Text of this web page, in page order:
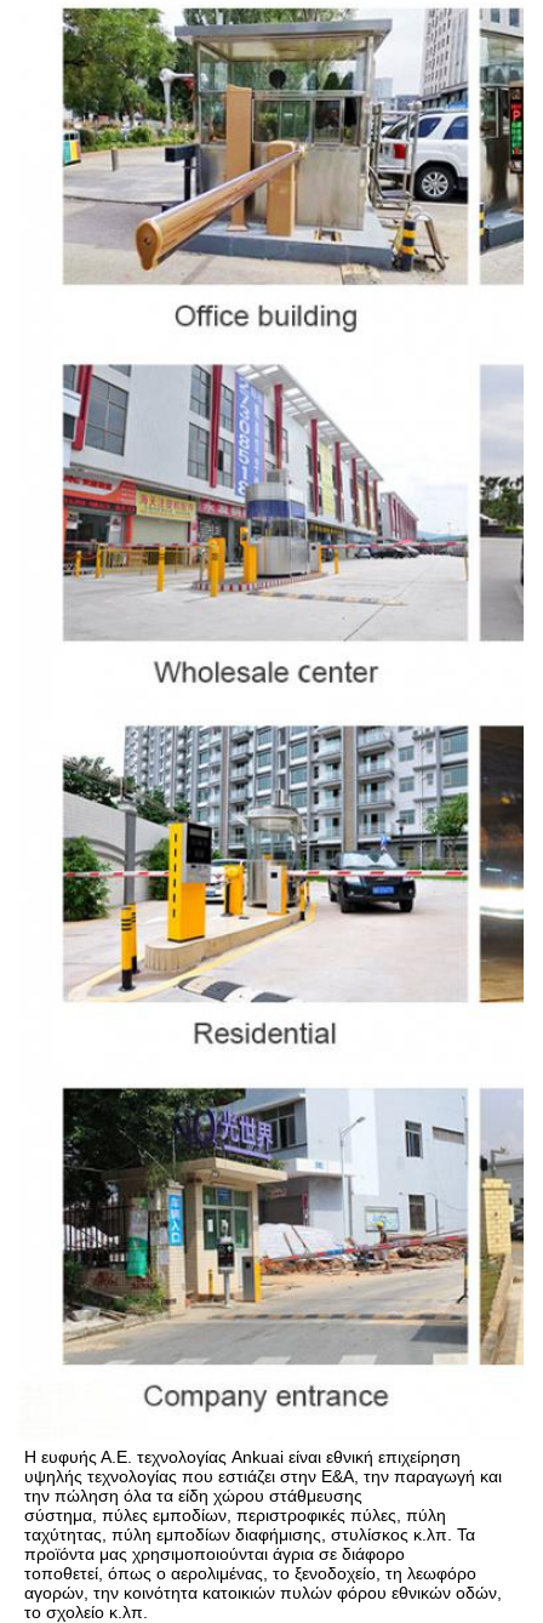
Η ευφυής Α.Ε. τεχνολογίας Ankuai είναι εθνική επιχείρηση
υψηλής τεχνολογίας που εστιάζει στην Ε&Α, την παραγωγή και
την πώληση όλα τα είδη χώρου στάθμευσης
σύστημα, πύλες εμποδίων, περιστροφικές πύλες, πύλη
ταχύτητας, πύλη εμποδίων διαφήμισης, στυλίσκος κ.λπ. Τα
προϊόντα μας χρησιμοποιούνται άγρια σε διάφορο
τοποθετεί, όπως ο αερολιμένας, το ξενοδοχείο, τη λεωφόρο
αγορών, την κοινότητα κατοικιών πυλών φόρου εθνικών οδών,
το σχολείο κ.λπ.